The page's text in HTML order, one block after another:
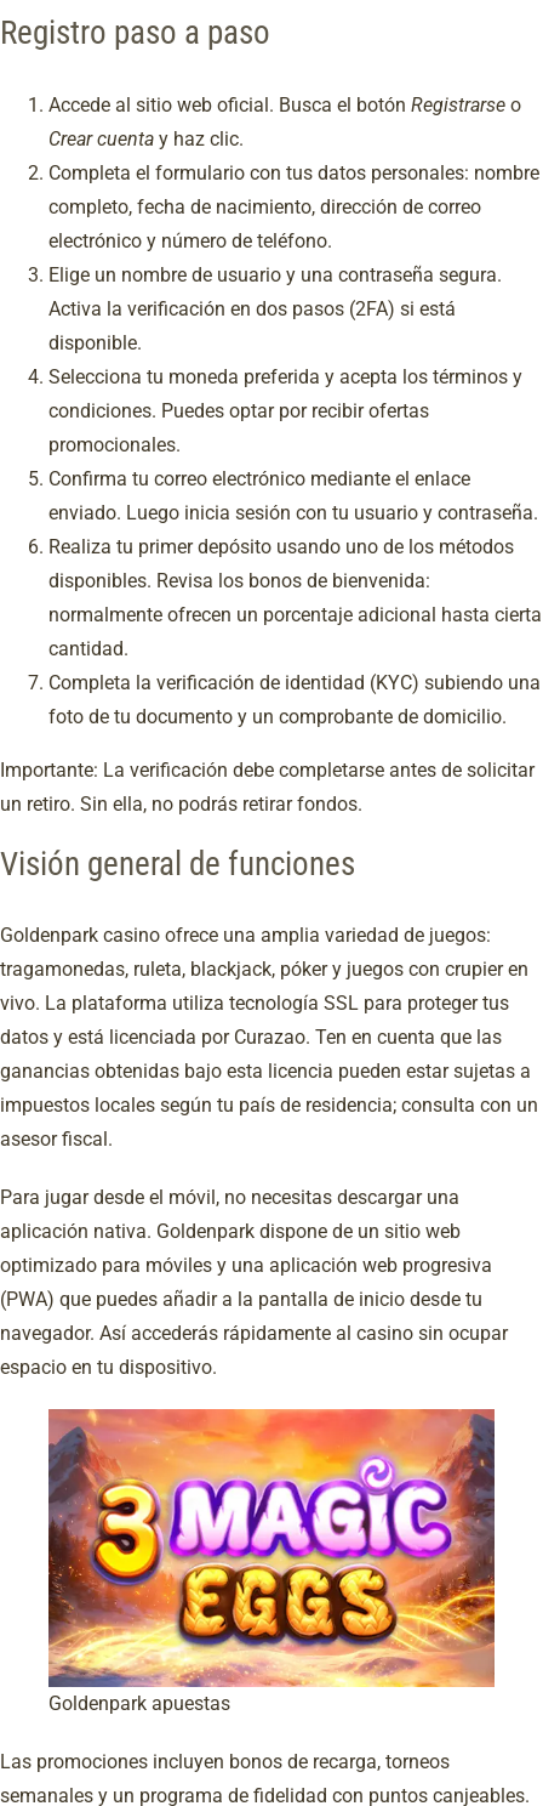
Registro paso a paso
Accede al sitio web oficial. Busca el botón Registrarse o
Crear cuenta y haz clic.
Completa el formulario con tus datos personales: nombre
completo, fecha de nacimiento, dirección de correo
electrónico y número de teléfono.
Elige un nombre de usuario y una contraseña segura.
Activa la verificación en dos pasos (2FA) si está
disponible.
Selecciona tu moneda preferida y acepta los términos y
condiciones. Puedes optar por recibir ofertas
promocionales.
Confirma tu correo electrónico mediante el enlace
enviado. Luego inicia sesión con tu usuario y contraseña.
Realiza tu primer depósito usando uno de los métodos
disponibles. Revisa los bonos de bienvenida:
normalmente ofrecen un porcentaje adicional hasta cierta
cantidad.
Completa la verificación de identidad (KYC) subiendo una
foto de tu documento y un comprobante de domicilio.
Importante: La verificación debe completarse antes de solicitar
un retiro. Sin ella, no podrás retirar fondos.
Visión general de funciones
Goldenpark casino ofrece una amplia variedad de juegos:
tragamonedas, ruleta, blackjack, póker y juegos con crupier en
vivo. La plataforma utiliza tecnología SSL para proteger tus
datos y está licenciada por Curazao. Ten en cuenta que las
ganancias obtenidas bajo esta licencia pueden estar sujetas a
impuestos locales según tu país de residencia; consulta con un
asesor fiscal.
Para jugar desde el móvil, no necesitas descargar una
aplicación nativa. Goldenpark dispone de un sitio web
optimizado para móviles y una aplicación web progresiva
(PWA) que puedes añadir a la pantalla de inicio desde tu
navegador. Así accederás rápidamente al casino sin ocupar
espacio en tu dispositivo.
Goldenpark apuestas
Las promociones incluyen bonos de recarga, torneos
semanales y un programa de fidelidad con puntos canjeables.